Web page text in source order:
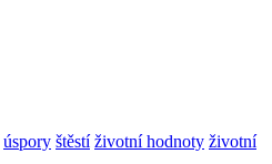
úspory štěstí životní hodnoty životní